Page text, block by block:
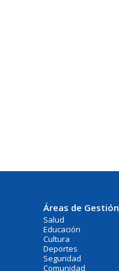
Áreas de Gestión
Salud
Educación
Cultura
Deportes
Seguridad
Comunidad